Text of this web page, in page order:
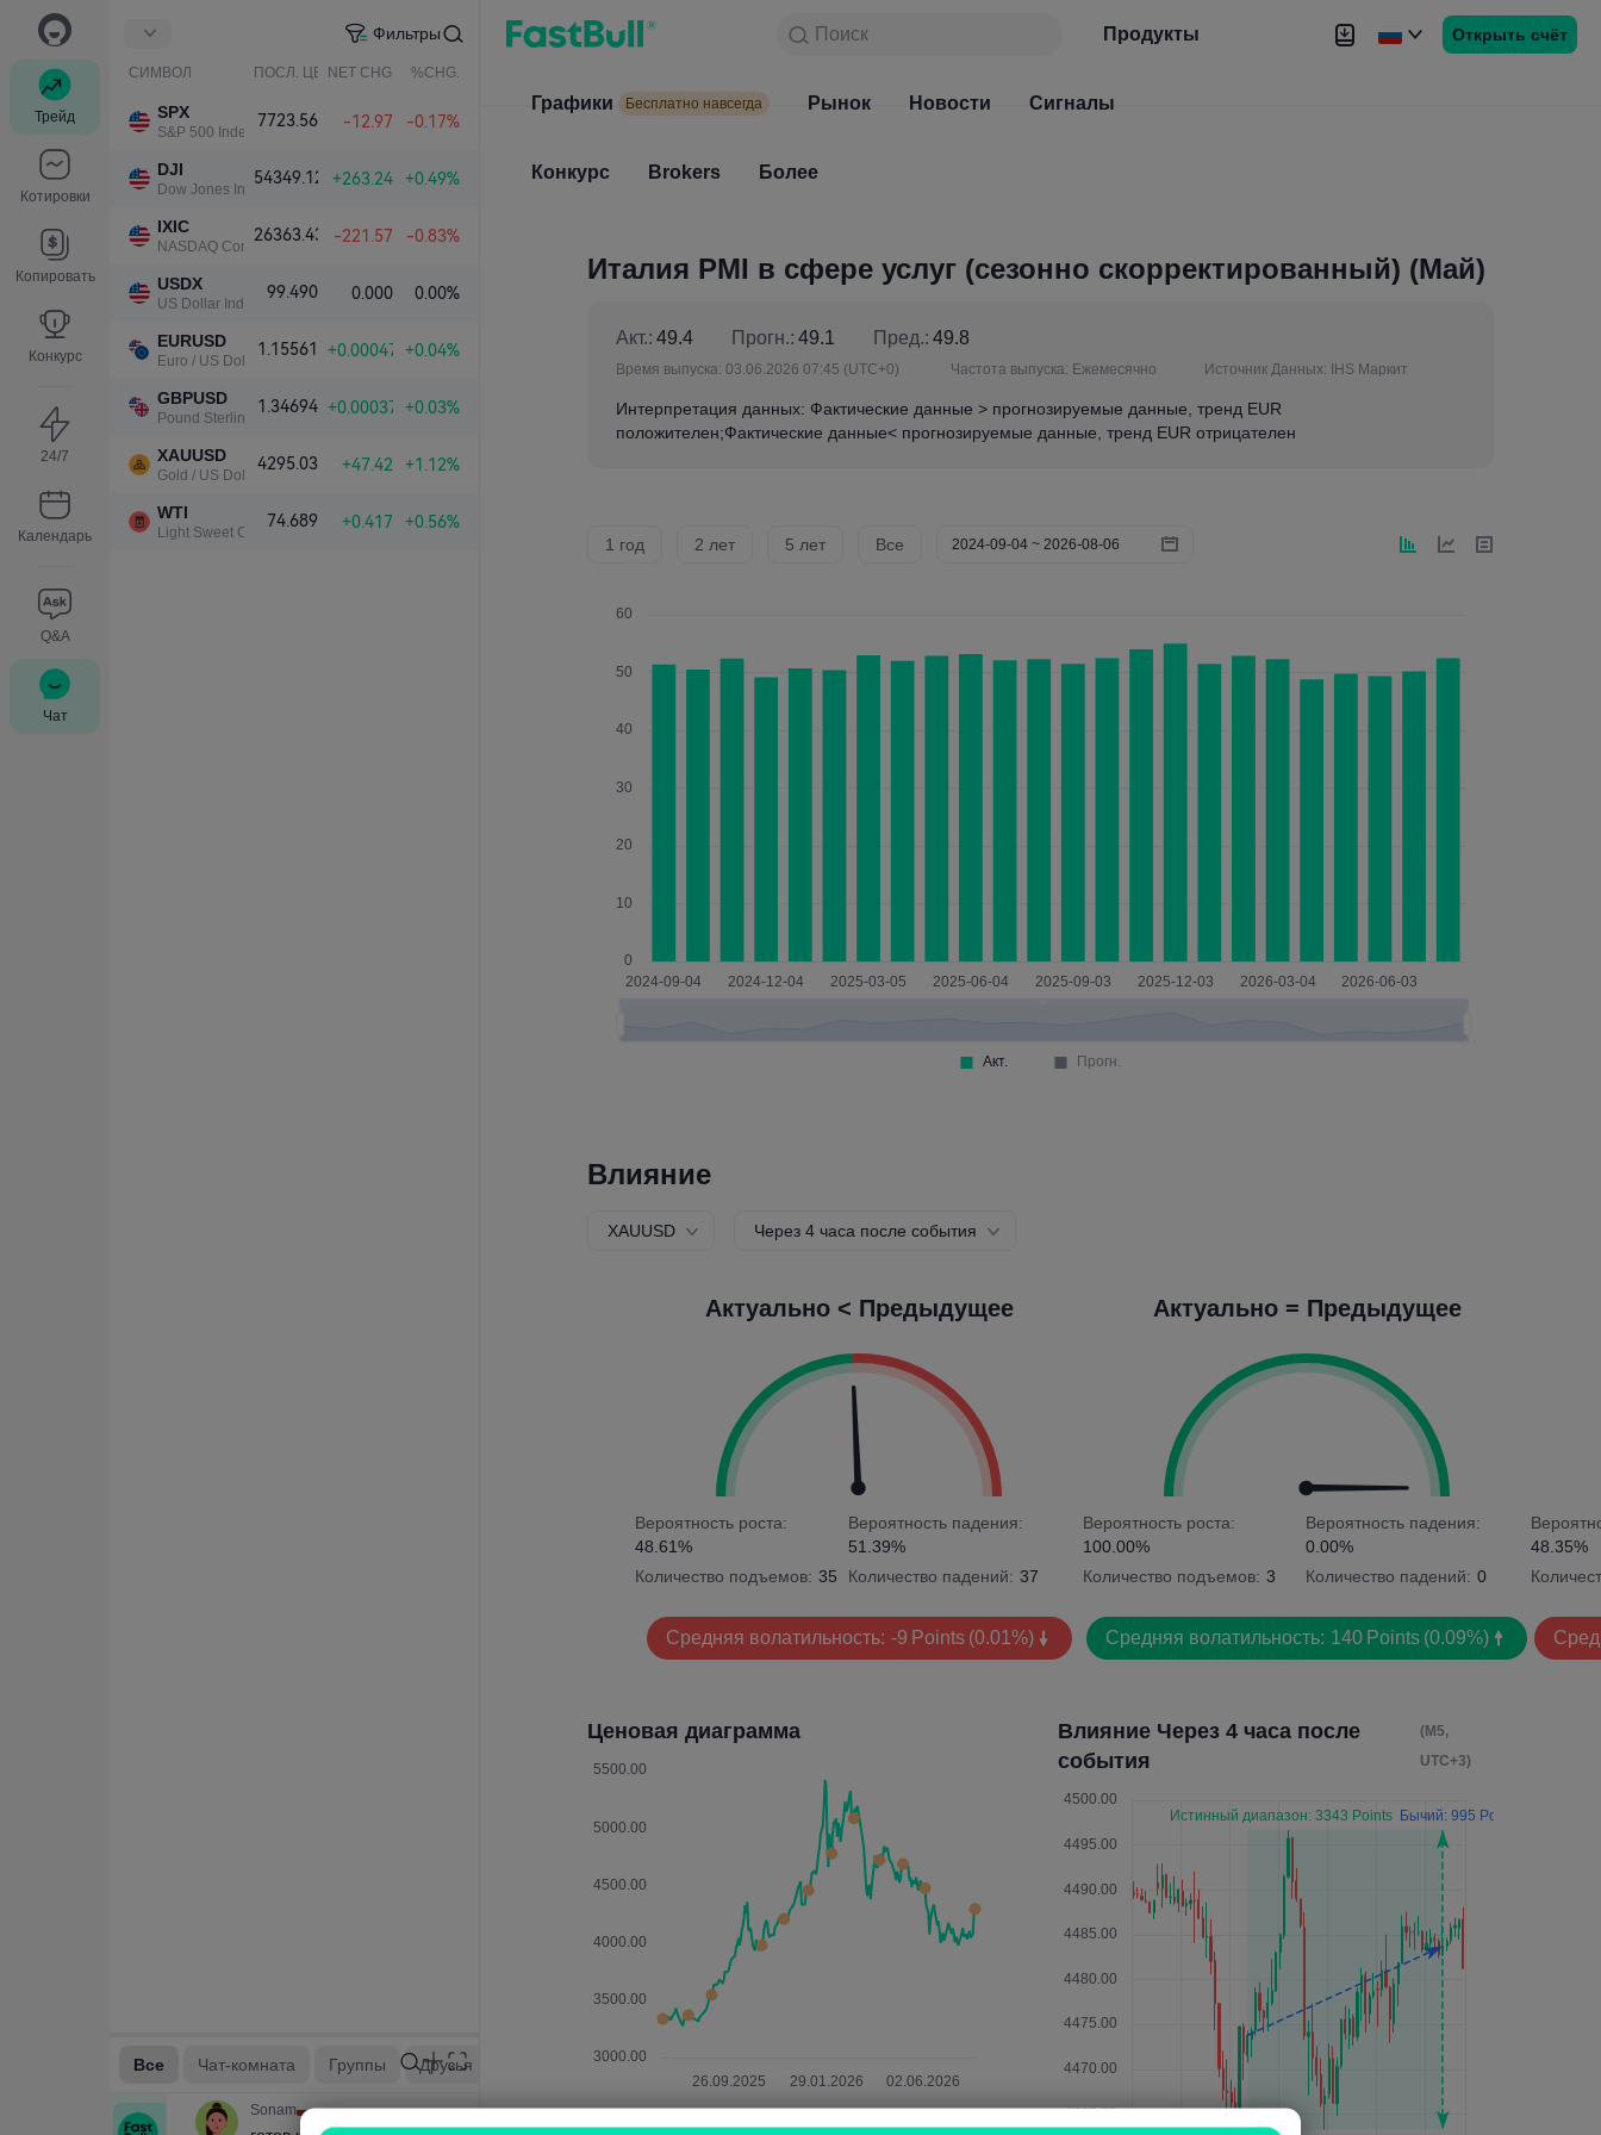
Трейд
Котировки
Копировать
Конкурс
24/7
Календарь
Q&A
Чат
Фильтры
СИМВОЛ ПОСЛ. ЦЕНАNET CHG. %CHG.
SPX
S&P 500 Index
7723.56 -12.97 -0.17%
DJI
Dow Jones Industrial Average
54349.12 +263.24 +0.49%
IXIC
NASDAQ Composite Index
26363.43 -221.57 -0.83%
USDX
US Dollar Index
99.490 0.000 0.00%
EURUSD
Euro / US Dollar
1.15561 +0.00047 +0.04%
GBPUSD
Pound Sterling / US Dollar
1.34694 +0.00037 +0.03%
XAUUSD
Gold / US Dollar
4295.03 +47.42 +1.12%
WTI
Light Sweet Crude Oil
74.689 +0.417 +0.56%
Поиск Продукты
Графики Бесплатно навсегда Рынок Новости
Открыть счёт
Поиск
Продукты
Графики Бесплатно навсегда Рынок Новости Сигналы
Конкурс Brokers Более
Италия PMI в сфере услуг (сезонно скорректированный) (Май)
Акт.: 49.4 Прогн.: 49.1 Пред.: 49.8
Время выпуска: 03.06.2026 07:45 (UTC+0) Частота выпуска: Ежемесячно Источник Данных: IHS Маркит
Интерпретация данных: Фактические данные > прогнозируемые данные, тренд EUR
положителен;Фактические данные< прогнозируемые данные, тренд EUR отрицателен
1 год 2 лет 5 лет Все
Влияние
XAUUSD Через 4 часа после события
Актуально < Предыдущее
Вероятность роста:
48.61%
Количество подъемов: 35
Вероятность падения:
51.39%
Количество падений: 37
Средняя волатильность: -9 Points (0.01%)
Актуально = Предыдущее
Вероятность роста:
100.00%
Количество подъемов: 3
Вероятность падения:
0.00%
Количество падений: 0
Средняя волатильность: 140 Points (0.09%)
48.35%
Ценовая диаграмма
Влияние Через 4 часа после
события
(M5,
UTC+3)